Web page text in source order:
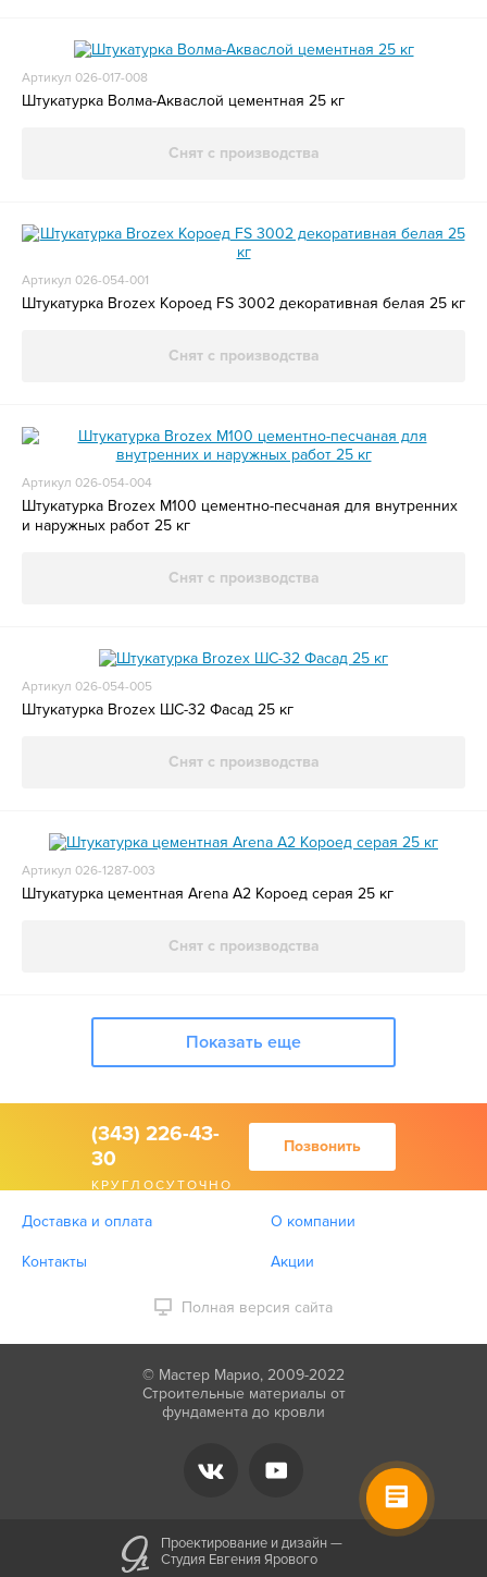
Артикул 026-017-008
Штукатурка Волма-Акваслой цементная 25 кг
Снят с производства
Артикул 026-054-001
Штукатурка Brozex Короед FS 3002 декоративная белая 25 кг
Снят с производства
Артикул 026-054-004
Штукатурка Brozex М100 цементно-песчаная для внутренних
и наружных работ 25 кг
Снят с производства
Артикул 026-054-005
Штукатурка Brozex ШС-32 Фасад 25 кг
Снят с производства
Артикул 026-1287-003
Штукатурка цементная Arena A2 Короед серая 25 кг
Снят с производства
Показать еще
(343) 226-43-
30
КРУГЛОСУТОЧНО
Позвонить
Доставка и оплата О компании
Контакты Акции
Полная версия сайта
© Мастер Марио, 2009-2022
Строительные материалы от
фундамента до кровли
Проектирование и дизайн —
Студия Евгения Ярового